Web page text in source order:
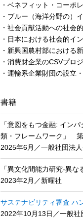
・ベネフィット・コーポ
・ブルー（海洋分野の）
・社会貢献活動への社会
・日本における社会的イ
・新興国農村部における
・消費財企業のCSVプロ
・運輸系企業財団の設立
書籍
「意図をもつ金融: イン
類・フレームワーク」
2025年6月／一般社団法
「異文化間能力研究-異
2023年2月／新曜社
サステナビリティ審査 ハ
2022年10月13日／一般